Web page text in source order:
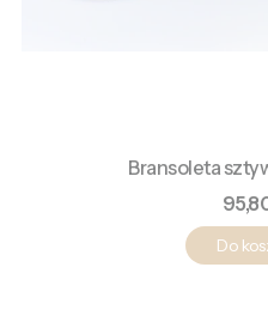
Bransoleta
Cena
Do